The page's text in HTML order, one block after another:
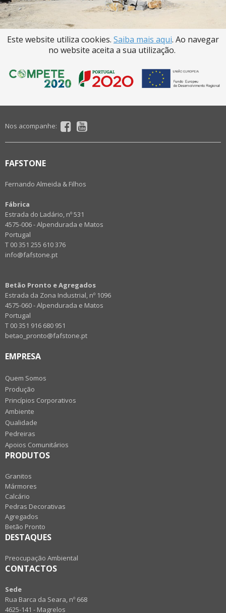
Este website utiliza cookies. Saiba mais aqui. Ao navegar
no website aceita a sua utilização.
Nos acompanhe:
FAFSTONE
Fernando Almeida & Filhos
Fábrica
Estrada do Ladário, nº 531
4575-006 - Alpendurada e Matos
Portugal
T 00 351 255 610 376
info@fafstone.pt
Betão Pronto e Agregados
Estrada da Zona Industrial, nº 1096
4575-060 - Alpendurada e Matos
Portugal
T 00 351 916 680 951
betao_pronto@fafstone.pt
EMPRESA
Quem Somos
Produção
Princípios Corporativos
Ambiente
Qualidade
Pedreiras
Apoios Comunitários
PRODUTOS
Granitos
Mármores
Calcário
Pedras Decorativas
Agregados
Betão Pronto
DESTAQUES
Preocupação Ambiental
CONTACTOS
Sede
Rua Barca da Seara, nº 668
4625-141 - Magrelos